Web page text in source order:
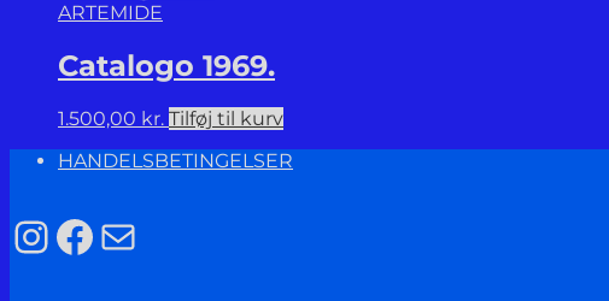
ARTEMIDE
Catalogo 1969.
1.500,00 kr. Tilføj til kurv
HANDELSBETINGELSER
Instagram
Facebook
Mail